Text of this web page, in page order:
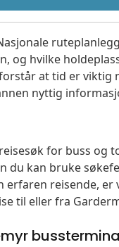
og hvilke
at tid er
nyttig
for buss
du kan bruke
reisende,
til eller fra